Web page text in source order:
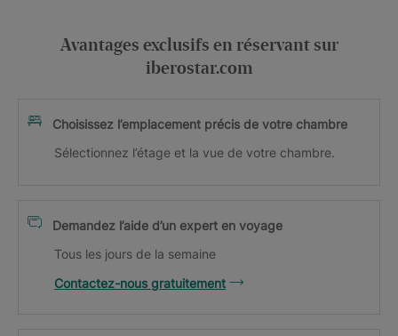
Avantages exclusifs en réservant sur
iberostar.com
Choisissez l’emplacement précis de votre chambre
Sélectionnez l’étage et la vue de votre chambre.
Demandez l’aide d’un expert en voyage
Tous les jours de la semaine
Contactez-nous gratuitement